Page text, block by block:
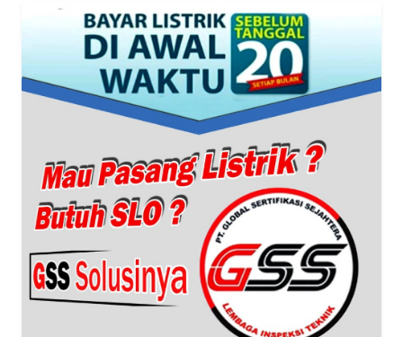
JAKARTA
JABAR
WN
NTT
WN
KEPRI